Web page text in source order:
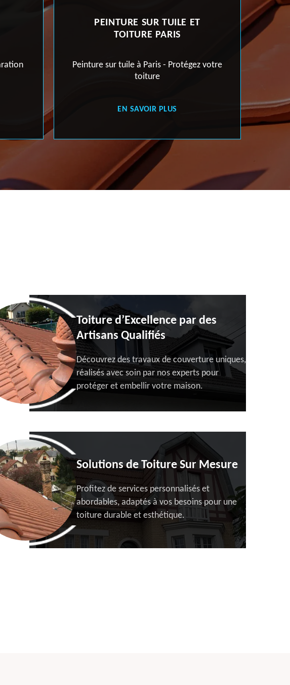
PEINTURE SUR TUILE ET
TOITURE PARIS
Peinture sur tuile à Paris - Protégez votre
toiture
EN SAVOIR PLUS
Toiture d’Excellence par des
Artisans Qualifiés
Découvrez des travaux de couverture uniques,
réalisés avec soin par nos experts pour
protéger et embellir votre maison.
Solutions de Toiture Sur Mesure
Profitez de services personnalisés et
abordables, adaptés à vos besoins pour une
toiture durable et esthétique.